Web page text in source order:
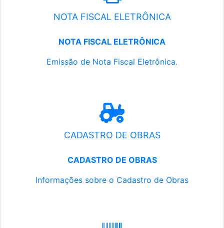
NOTA FISCAL ELETRÔNICA
NOTA FISCAL ELETRÔNICA
Emissão de Nota Fiscal Eletrônica.
CADASTRO DE OBRAS
CADASTRO DE OBRAS
Informações sobre o Cadastro de Obras